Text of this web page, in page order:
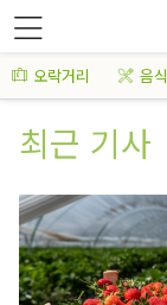
오락거리 음식
최근 기사